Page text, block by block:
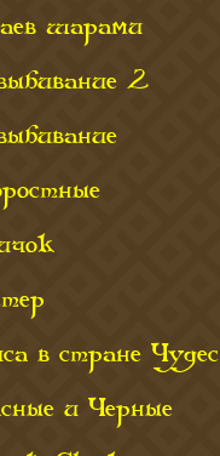
шарами
2
в стране Чудес
и Черные